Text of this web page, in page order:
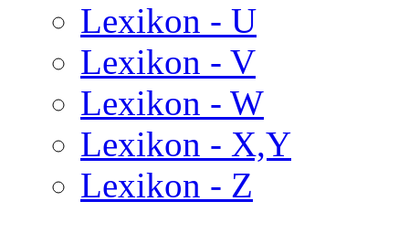
Lexikon - U
Lexikon - V
Lexikon - W
Lexikon - X,Y
Lexikon - Z